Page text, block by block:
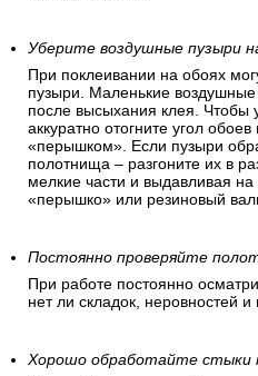
Уберите воздушные пузыри
При поклеивании на обоях
пузыри. Маленькие
после высыхания клея. Чтобы
аккуратно отогните угол
«перышком». Если пузыри
полотнища – разгоните их в
мелкие части и выдавливая на
«перышко» или резиновый
Постоянно проверяйте
При работе постоянно
нет ли складок, неровностей
Хорошо обработайте стыки